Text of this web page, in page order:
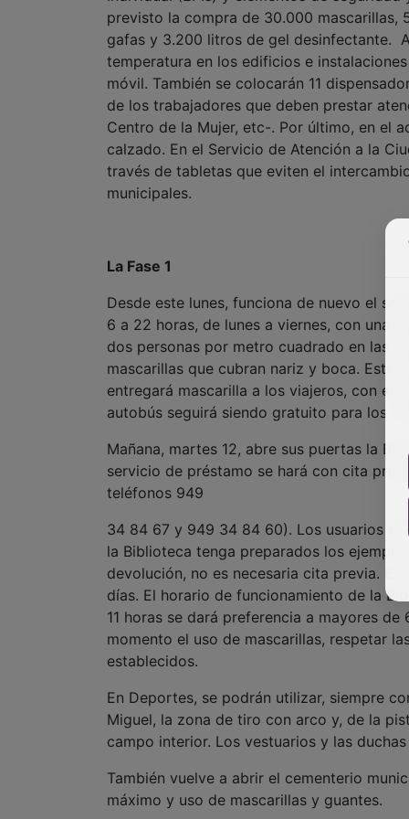
previsto la compra de 30.000
gafas y 3.200 litros de gel desinfectante.
temperatura en los edificios e
móvil. También se colocarán 11
de los trabajadores que deben prestar
Centro de la Mujer, etc-. Por último, en el
calzado. En el Servicio de Atención a la
través de tabletas que eviten el
municipales.
La Fase 1
Desde este lunes, funciona de nuevo el
6 a 22 horas, de lunes a viernes, con una
dos personas por metro cuadrado en las
mascarillas que cubran nariz y boca. Este
entregará mascarilla a los viajeros, con el
autobús seguirá siendo gratuito para los
Mañana, martes 12, abre sus puertas la
servicio de préstamo se hará con cita
teléfonos 949
34 84 67 y 949 34 84 60). Los usuarios
la Biblioteca tenga preparados los
devolución, no es necesaria cita previa.
días. El horario de funcionamiento de la
11 horas se dará preferencia a mayores
momento el uso de mascarillas, respetar
establecidos.
En Deportes, se podrán utilizar, siempre
Miguel, la zona de tiro con arco y, de la
campo interior. Los vestuarios y las
También vuelve a abrir el cementerio
máximo y uso de mascarillas y guantes.